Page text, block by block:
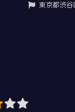
東京都渋谷